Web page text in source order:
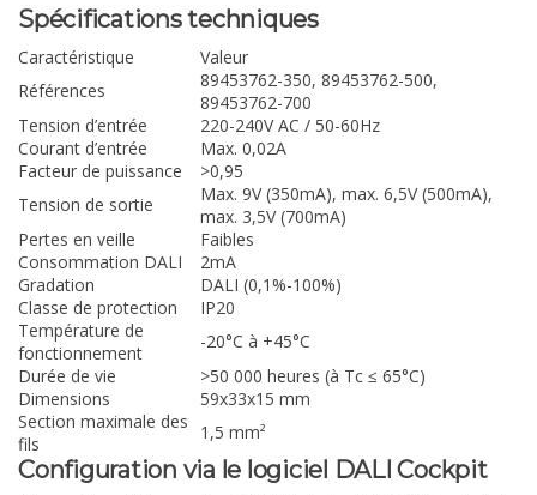
Spécifications techniques
Caractéristique
Valeur
Références
89453762-350, 89453762-500,
89453762-700
Tension d’entrée
220-240V AC / 50-60Hz
Courant d’entrée
Max. 0,02A
Facteur de puissance
>0,95
Tension de sortie
Max. 9V (350mA), max. 6,5V (500mA),
max. 3,5V (700mA)
Pertes en veille
Faibles
Consommation DALI
2mA
Gradation
DALI (0,1%-100%)
Classe de protection
IP20
Température de
fonctionnement
-20°C à +45°C
Durée de vie
>50 000 heures (à Tc ≤ 65°C)
Dimensions
59x33x15 mm
Section maximale des
fils
1,5 mm²
Configuration via le logiciel DALI Cockpit